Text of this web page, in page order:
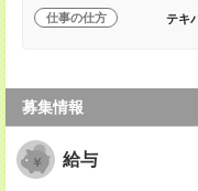
仕事の仕方 テキ
募集情報
給与